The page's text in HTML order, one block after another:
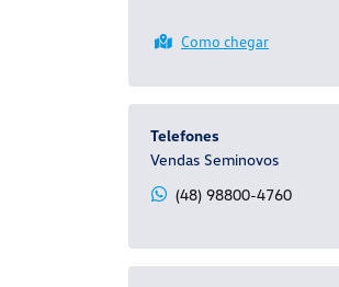
Como chegar
Telefones
Vendas Seminovos
(48) 98800-4760